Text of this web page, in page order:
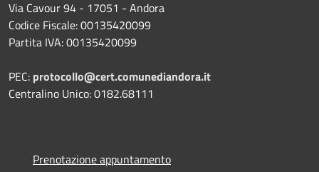
Via Cavour 94 - 17051 - Andora
Codice Fiscale: 00135420099
Partita IVA: 00135420099
PEC: protocollo@cert.comunediandora.it
Centralino Unico: 0182.68111
Prenotazione appuntamento